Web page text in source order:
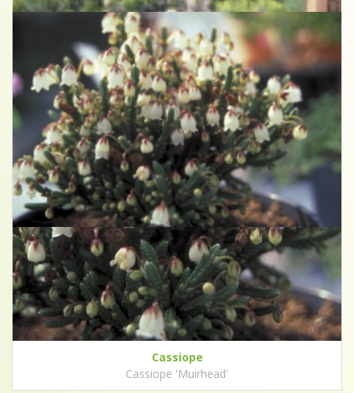
Cassiope
Cassiope 'Muirhead'